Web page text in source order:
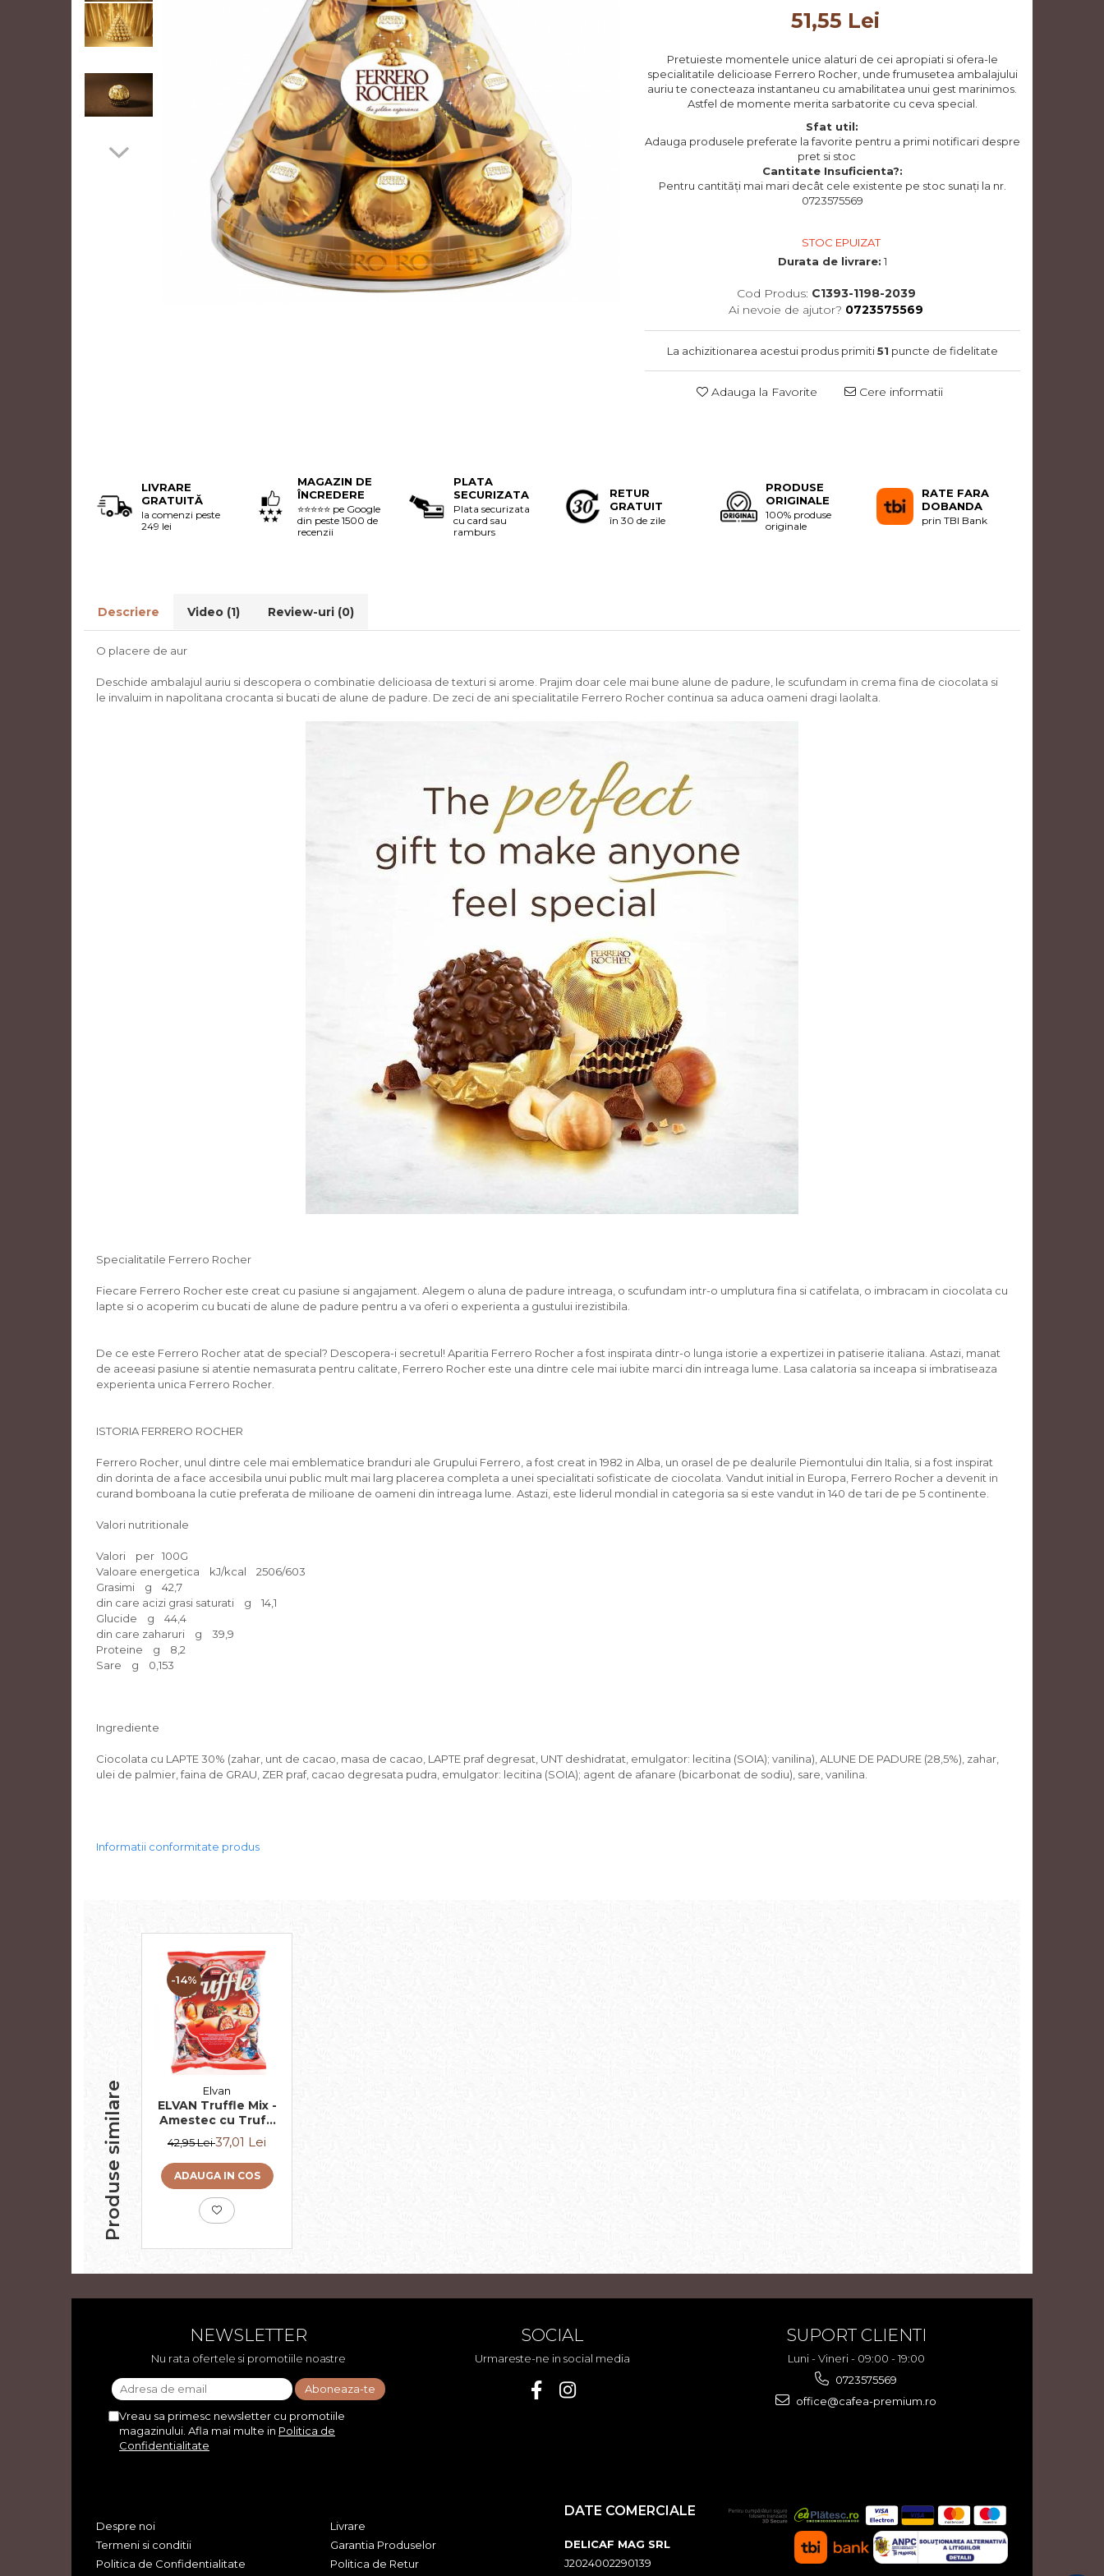
51,55 Lei
Pretuieste momentele unice alaturi de cei apropiati si ofera-le
specialitatile delicioase Ferrero Rocher, unde frumusetea ambalajului
auriu te conecteaza instantaneu cu amabilitatea unui gest marinimos.
Astfel de momente merita sarbatorite cu ceva special.
Sfat util:
Adauga produsele preferate la favorite pentru a primi notificari despre
pret si stoc
Cantitate Insuficienta?:
Pentru cantități mai mari decât cele existente pe stoc sunați la nr.
0723575569
STOC EPUIZAT
Durata de livrare: 1
Cod Produs: C1393-1198-2039
Ai nevoie de ajutor? 0723575569
La achizitionarea acestui produs primiti51 puncte de fidelitate
Adauga la Favorite Cere informatii
LIVRARE
GRATUITĂ
la comenzi peste
249 lei
MAGAZIN DE
ÎNCREDERE
⭐⭐⭐⭐⭐ pe Google
din peste 1500 de
recenzii
PLATA
SECURIZATA
Plata securizata
cu card sau
ramburs
RETUR
GRATUIT
în 30 de zile
PRODUSE
ORIGINALE
100% produse
originale
RATE FARA
DOBANDA
prin TBI Bank
Descriere Video (1) Review-uri (0)
O placere de aur
Deschide ambalajul auriu si descopera o combinatie delicioasa de texturi si arome. Prajim doar cele mai bune alune de padure, le scufundam in crema fina de ciocolata si
le invaluim in napolitana crocanta si bucati de alune de padure. De zeci de ani specialitatile Ferrero Rocher continua sa aduca oameni dragi laolalta.
Specialitatile Ferrero Rocher
Fiecare Ferrero Rocher este creat cu pasiune si angajament. Alegem o aluna de padure intreaga, o scufundam intr-o umplutura fina si catifelata, o imbracam in ciocolata cu
lapte si o acoperim cu bucati de alune de padure pentru a va oferi o experienta a gustului irezistibila.
De ce este Ferrero Rocher atat de special? Descopera-i secretul! Aparitia Ferrero Rocher a fost inspirata dintr-o lunga istorie a expertizei in patiserie italiana. Astazi, manat
de aceeasi pasiune si atentie nemasurata pentru calitate, Ferrero Rocher este una dintre cele mai iubite marci din intreaga lume. Lasa calatoria sa inceapa si imbratiseaza
experienta unica Ferrero Rocher.
ISTORIA FERRERO ROCHER
Ferrero Rocher, unul dintre cele mai emblematice branduri ale Grupului Ferrero, a fost creat in 1982 in Alba, un orasel de pe dealurile Piemontului din Italia, si a fost inspirat
din dorinta de a face accesibila unui public mult mai larg placerea completa a unei specialitati sofisticate de ciocolata. Vandut initial in Europa, Ferrero Rocher a devenit in
curand bomboana la cutie preferata de milioane de oameni din intreaga lume. Astazi, este liderul mondial in categoria sa si este vandut in 140 de tari de pe 5 continente.
Valori nutritionale
Valori per 100G
Valoare energetica kJ/kcal 2506/603
Grasimi g 42,7
din care acizi grasi saturati g 14,1
Glucide g 44,4
din care zaharuri g 39,9
Proteine g 8,2
Sare g 0,153
Ingrediente
Ciocolata cu LAPTE 30% (zahar, unt de cacao, masa de cacao, LAPTE praf degresat, UNT deshidratat, emulgator: lecitina (SOIA); vanilina), ALUNE DE PADURE (28,5%), zahar,
ulei de palmier, faina de GRAU, ZER praf, cacao degresata pudra, emulgator: lecitina (SOIA); agent de afanare (bicarbonat de sodiu), sare, vanilina.
Informatii conformitate produs
Produse similare
-14%
Elvan
ELVAN Truffle Mix -
Amestec cu Trufe
cu Diferite Arome
1Kg
42,95 Lei37,01 Lei
ADAUGA IN COS
NEWSLETTER
Nu rata ofertele si promotiile noastre
Vreau sa primesc newsletter cu promotiile
magazinului. Afla mai multe in Politica de
Confidentialitate
SOCIAL
Urmareste-ne in social media
SUPORT CLIENTI
Luni - Vineri - 09:00 - 19:00
0723575569
office@cafea-premium.ro
Despre noi
Termeni si conditii
Politica de Confidentialitate
Livrare
Garantia Produselor
Politica de Retur
DATE COMERCIALE
DELICAF MAG SRL
J2024002290139